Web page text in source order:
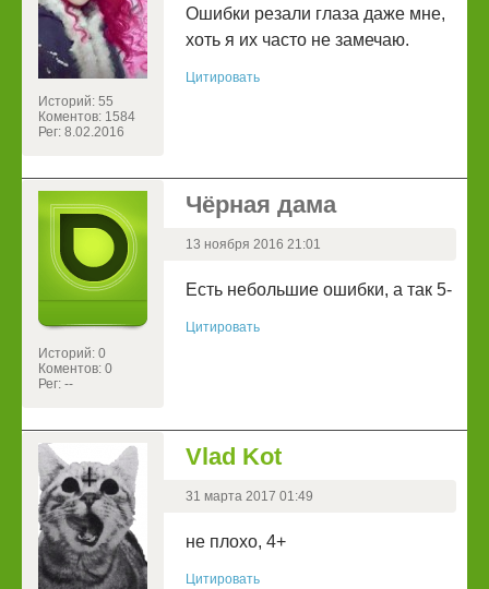
Историй: 55
Коментов: 1584
Рег: 8.02.2016
Ошибки резали глаза даже мне,
хоть я их часто не замечаю.
Цитировать
Историй: 0
Коментов: 0
Рег: --
Чёрная дама
13 ноября 2016 21:01
Есть небольшие ошибки, а так 5-
Цитировать
Vlad Kot
31 марта 2017 01:49
не плохо, 4+
Цитировать